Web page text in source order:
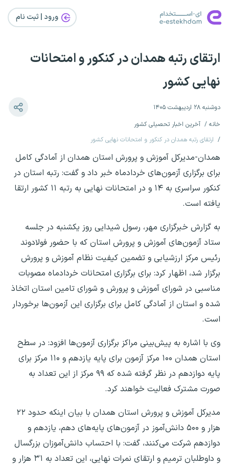
ورود | ثبت‌ نام
ارتقای رتبه همدان در کنکور و امتحانات
نهایی کشور
دوشنبه ۲۸ اردیبهشت ۱۴۰۵
خانه
آخرین اخبار تحصیلی کشور
ارتقای رتبه همدان در کنکور و امتحانات نهایی کشور
همدان-مدیرکل آموزش و پرورش استان همدان از آمادگی کامل
برای برگزاری آزمون‌های خردادماه خبر داد و گفت: رتبه استان در
کنکور سراسری به ۱۴ و در امتحانات نهایی به رتبه ۱۱ کشور ارتقا
یافته است.
به گزارش خبرگزاری مهر، رسول شیدایی روز یکشنبه در جلسه
ستاد آزمون‌های آموزش و پرورش استان که با حضور فولادوند
رئیس مرکز ارزشیابی و تضمین کیفیت نظام آموزش و پرورش
برگزار شد، اظهار کرد: برای برگزاری امتحانات خردادماه مصوبات
مناسبی در شورای آموزش و پرورش و شورای تامین استان اتخاذ
شده و استان از آمادگی کامل برای برگزاری این آزمون‌ها برخوردار
است.
وی با اشاره به پیش‌بینی مراکز برگزاری آزمون‌ها افزود: در سطح
استان همدان ۱۰۰ مرکز آزمون برای پایه یازدهم و ۱۱۰ مرکز برای
پایه دوازدهم در نظر گرفته شده که ۹۹ مرکز از این تعداد به
صورت مشترک فعالیت خواهند کرد.
مدیرکل آموزش و پرورش استان همدان با بیان اینکه حدود ۲۲
هزار و ۵۰۰ دانش‌آموز در آزمون‌های پایه‌های دهم، یازدهم و
دوازدهم شرکت می‌کنند، گفت: با احتساب دانش‌آموزان بزرگسال
و داوطلبان ترمیم و ارتقای نمرات نهایی، این تعداد به ۳۱ هزار و